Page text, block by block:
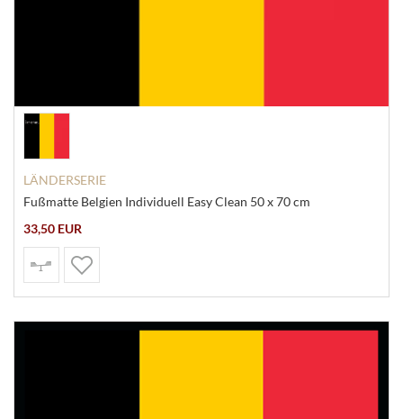
LÄNDERSERIE
Fußmatte Belgien Individuell Easy Clean 50 x 70 cm
33,50 EUR